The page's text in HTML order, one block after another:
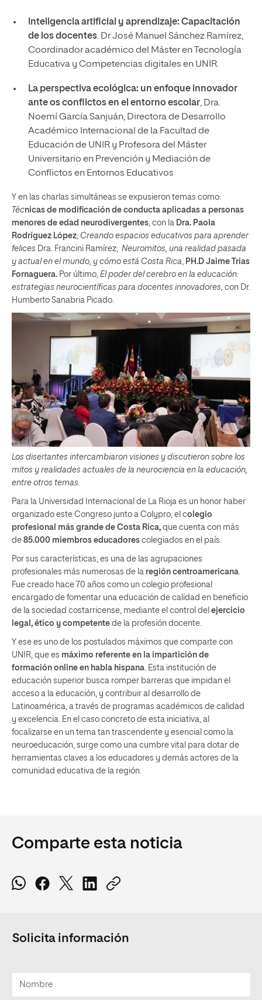
Inteligencia artificial y aprendizaje: Capacitación
de los docentes. Dr José Manuel Sánchez Ramírez,
Coordinador académico del Máster en Tecnología
Educativa y Competencias digitales en UNIR.
La perspectiva ecológica: un enfoque innovador
ante os conflictos en el entorno escolar, Dra.
Noemí García Sanjuán, Directora de Desarrollo
Académico Internacional de la Facultad de
Educación de UNIR y Profesora del Máster
Universitario en Prevención y Mediación de
Conflictos en Entornos Educativos
Y en las charlas simultáneas se expusieron temas como:
Técnicas de modificación de conducta aplicadas a personas
menores de edad neurodivergentes , con la Dra. Paola
Rodríguez López; Creando espacios educativos para aprender
felices Dra. Francini Ramírez; Neuromitos, una realidad pasada
y actual en el mundo, y cómo está Costa Rica
PH.D Jaime Trias
Fornaguera. Por último, El poder del cerebro en la educación:
estrategias neurocientíficas para docentes innovadores, con Dr.
Humberto Sanabria Picado.
Los disertantes intercambiaron visiones y discutieron sobre los
mitos y realidades actuales de la neurociencia en la educación,
entre otros temas.
Para la Universidad Internacional de La Rioja es un honor haber
organizado este Congreso junto a Colypro, el colegio
profesional más grande de Costa Rica, que cuenta con más
de 85.000 miembros educadores colegiados en el país.
Por sus características, es una de las agrupaciones
profesionales más numerosas de la región centroamericana.
Fue creado hace 70 años como un colegio profesional
encargado de fomentar una educación de calidad en beneficio
de la sociedad costarricense, mediante el control del ejercicio
legal, ético y competente de la profesión docente.
Y ese es uno de los postulados máximos que comparte con
UNIR, que es máximo referente en la impartición de
formación online en habla hispana. Esta institución de
educación superior busca romper barreras que impidan el
acceso a la educación, y contribuir al desarrollo de
Latinoamérica, a través de programas académicos de calidad
y excelencia. En el caso concreto de esta iniciativa, al
focalizarse en un tema tan trascendente y esencial como la
neuroeducación, surge como una cumbre vital para dotar de
herramientas claves a los educadores y demás actores de la
comunidad educativa de la región.
Comparte esta noticia
Solicita información